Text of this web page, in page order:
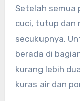
Setelah semua
cuci, tutup dan
secukupnya.
berada di
kurang lebih
kuras air dan